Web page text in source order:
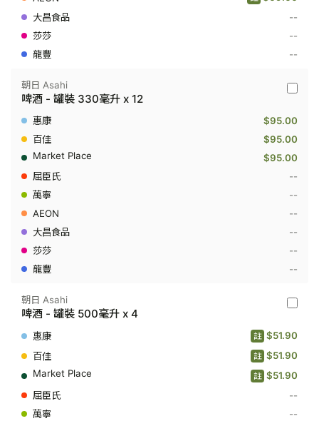
--
--
--
朝
Asahi
-
啤
-
330
升
朝日 Asahi
啤酒 - 罐裝 330毫升 x 12
$95.00
$95.00
$95.00
--
--
--
--
--
--
朝
Asahi
-
啤
-
裝
朝日 Asahi
啤酒 - 罐裝 500毫升 x 4
$51.90
註
$51.90
註
$51.90
註
--
--